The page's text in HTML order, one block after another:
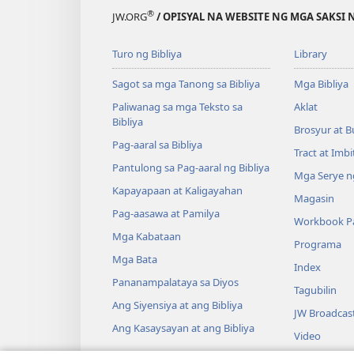
JW.ORG® / OPISYAL NA WEBSITE NG MGA SAKSI
Turo ng Bibliya
Sagot sa mga Tanong sa Bibliya
Paliwanag sa mga Teksto sa
Bibliya
Pag-aaral sa Bibliya
Pantulong sa Pag-aaral ng Bibliya
Kapayapaan at Kaligayahan
Pag-aasawa at Pamilya
Mga Kabataan
Mga Bata
Pananampalataya sa Diyos
Ang Siyensiya at ang Bibliya
Ang Kasaysayan at ang Bibliya
Library
Mga Bibliya
Aklat
Brosyur at
Tract at
Mga Serye
Magasin
Workbook
Programa
Index
Tagubilin
JW
Video